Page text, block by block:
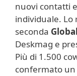
nuovi contatti
individuale. Lo
seconda
Deskmag e
Più di 1.500
confermato un